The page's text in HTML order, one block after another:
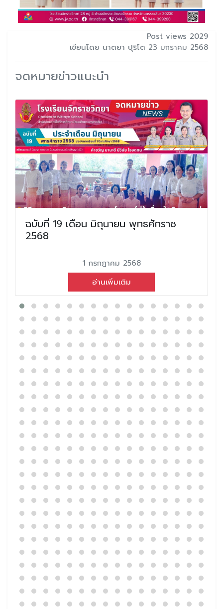
Post views 2029
เขียนโดย นาตยา ปุริโต 23 มกราคม 2568
จดหมายข่าวแนะนำ
ฉบับที่ 19 เดือน มิถุนายน พุทธศักราช
2568
1 กรกฎาคม 2568
อ่านเพิ่มเติม